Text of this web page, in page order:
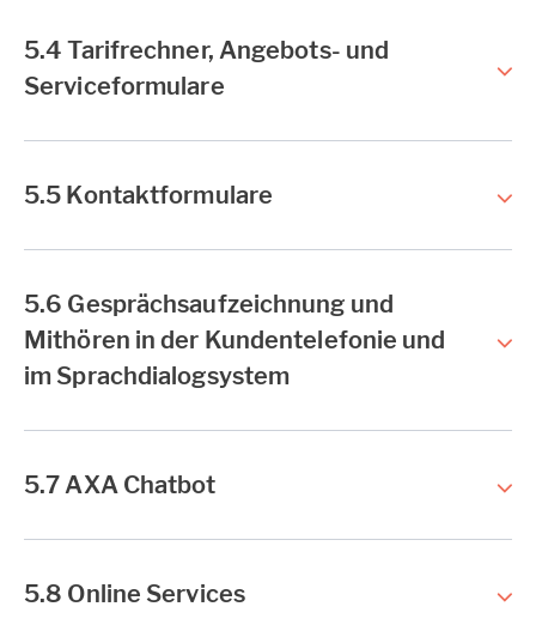
5.4 Tarifrechner, Angebots- und
Serviceformulare
5.5 Kontaktformulare
5.6 Gesprächsaufzeichnung und
Mithören in der Kundentelefonie und
im Sprachdialogsystem
5.7 AXA Chatbot
5.8 Online Services